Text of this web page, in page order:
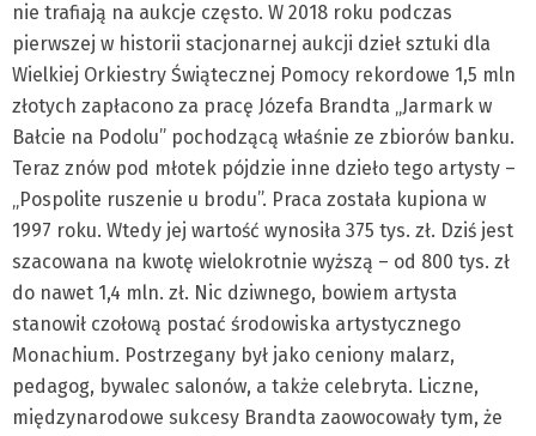
nie trafiają na aukcje często. W 2018 roku podczas
pierwszej w historii stacjonarnej aukcji dzieł sztuki dla
Wielkiej Orkiestry Świątecznej Pomocy rekordowe 1,5 mln
złotych zapłacono za pracę Józefa Brandta „Jarmark w
Bałcie na Podolu” pochodzącą właśnie ze zbiorów banku.
Teraz znów pod młotek pójdzie inne dzieło tego artysty –
„Pospolite ruszenie u brodu”. Praca została kupiona w
1997 roku. Wtedy jej wartość wynosiła 375 tys. zł. Dziś jest
szacowana na kwotę wielokrotnie wyższą – od 800 tys. zł
do nawet 1,4 mln. zł. Nic dziwnego, bowiem artysta
stanowił czołową postać środowiska artystycznego
Monachium. Postrzegany był jako ceniony malarz,
pedagog, bywalec salonów, a także celebryta. Liczne,
międzynarodowe sukcesy Brandta zaowocowały tym, że